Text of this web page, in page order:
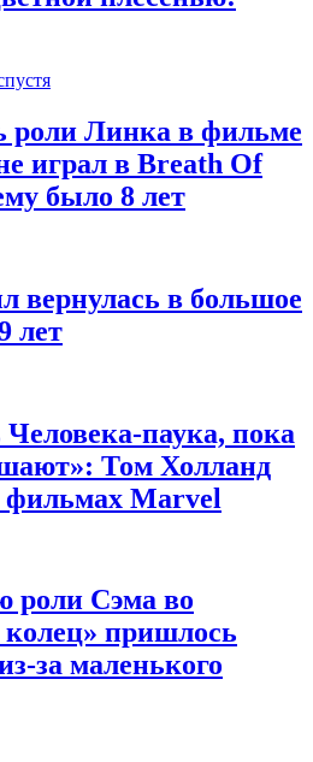
роли Линка в фильме
играл в Breath Of
было 8 лет
вернулась в большое
лет
Человека-паука, пока
Том Холланд
Marvel
роли Сэма во
колец» пришлось
за маленького